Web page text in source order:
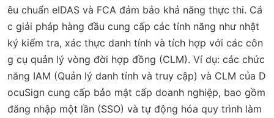
êu chuẩn eIDAS và FCA đảm bảo khả năng thực thi. Cá
c giải pháp hàng đầu cung cấp các tính năng như nhật
ký kiểm tra, xác thực danh tính và tích hợp với các côn
g cụ quản lý vòng đời hợp đồng (CLM). Ví dụ: các chức
năng IAM (Quản lý danh tính và truy cập) và CLM của D
ocuSign cung cấp bảo mật cấp doanh nghiệp, bao gồm
đăng nhập một lần (SSO) và tự động hóa quy trình làm